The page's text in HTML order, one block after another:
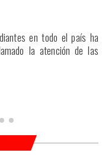
en todo el país ha
la atención de las